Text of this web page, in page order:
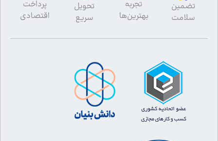
تضمین
سلامت
تجربه
بهترین‌ها
تحویل
سریع
پرداخت
اقتصادی